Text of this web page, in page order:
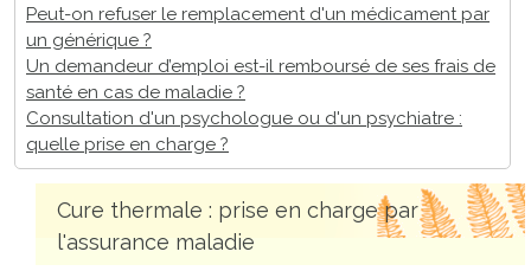
Peut-on refuser le remplacement d'un médicament par
un générique ?
Un demandeur d’emploi est-il remboursé de ses frais de
santé en cas de maladie ?
Consultation d'un psychologue ou d'un psychiatre :
quelle prise en charge ?
Cure thermale : prise en charge par
l'assurance maladie